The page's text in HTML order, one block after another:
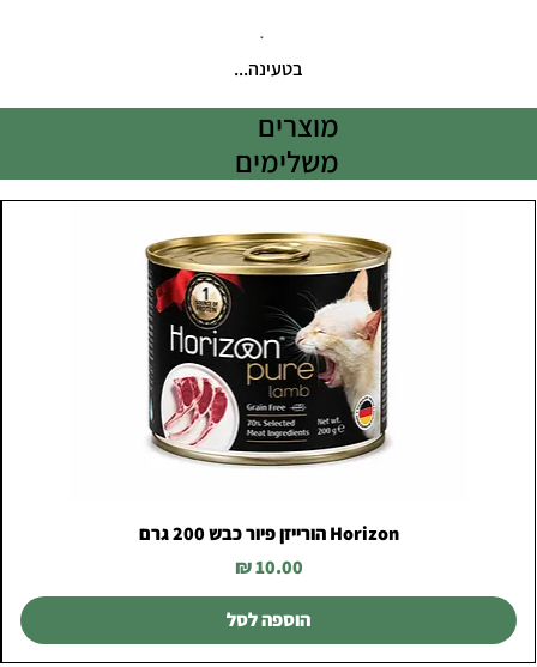
בטעינה...
מוצרים
משלימים
Horizon הורייזן פיור כבש 200 גרם
מחיר
הוספה לסל